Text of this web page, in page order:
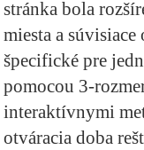
stránka bola
miesta a
špecifické pre
pomocou 3-
interaktívnymi
otváracia doba